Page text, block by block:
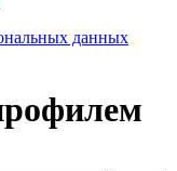
данных